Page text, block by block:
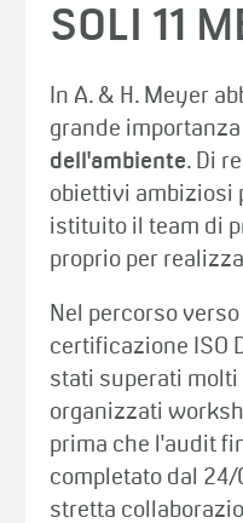
SOLI 11
In A. & H. Meyer
grande
dell'ambiente. Di
obiettivi ambiziosi
istituito il team di
proprio per
Nel percorso
certificazione ISO
stati superati molti
organizzati
prima che l'audit
completato dal
stretta